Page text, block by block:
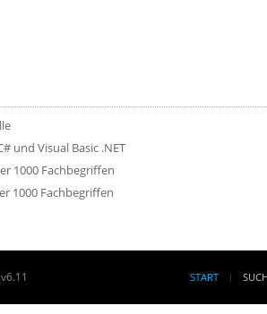
und Visual Basic .NET
1000 Fachbegriffen
1000 Fachbegriffen
v6.11 START